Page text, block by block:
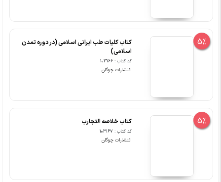
5%
کتاب کلیات طب ایرانی اسلامی (در دوره تمدن
اسلامی)
کد کتاب : 103166
انتشارات چوگان
5% کتاب خلاصه التجارب
کد کتاب : 103167
انتشارات چوگان